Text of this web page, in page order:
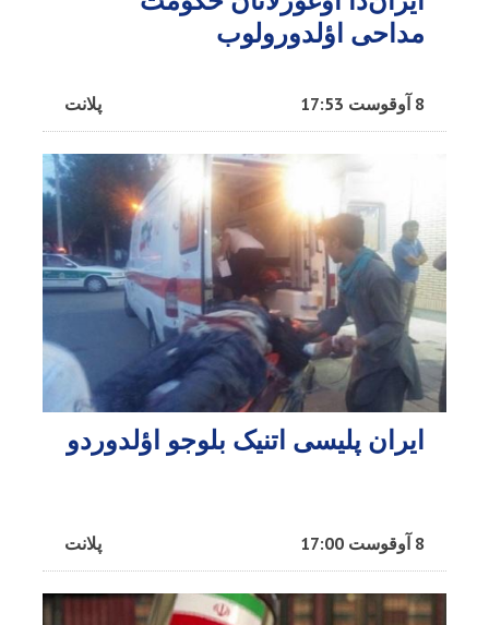
مداحی اؤلدورولوب
پلانت 8 آوقوست 17:53
ایران پلیسی اتنیک بلوجو اؤلدوردو
پلانت 8 آوقوست 17:00